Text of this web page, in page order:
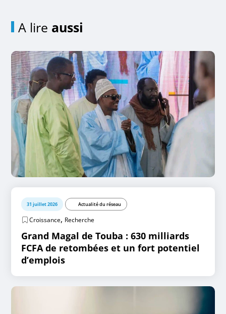
A lire aussi
31 juillet 2026 Actualité du réseau
Croissance, Recherche
Grand Magal de Touba : 630 milliards
FCFA de retombées et un fort potentiel
d’emplois